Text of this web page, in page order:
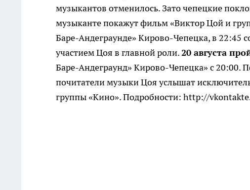
музыкантов отменилось. Зато чепецкие
музыканте покажут фильм «Виктор Цой и
Баре-Андеграунде» Кирово-Чепецка, в 22:45
участием Цоя в главной роли.20 августа
Баре-Андеграунд» Кирово-Чепецка» с 20:00.
почитатели музыки Цоя услышат
группы «Кино». Подробности: http://